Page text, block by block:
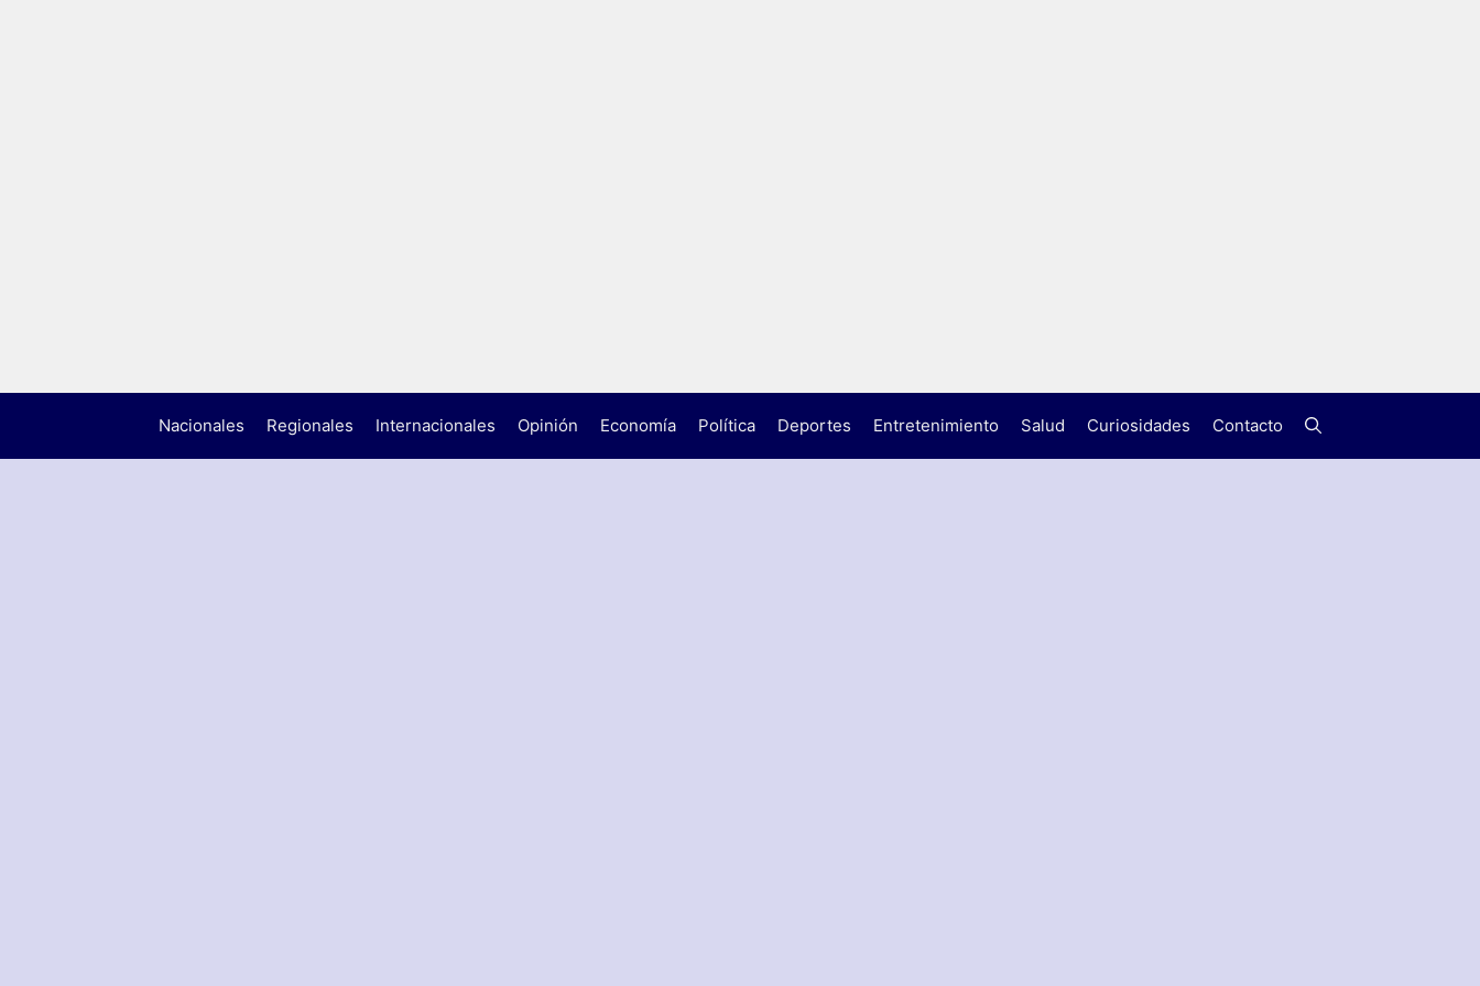
Nacionales Regionales Internacionales Opinión Economía Política Deportes Entretenimiento Salud Curiosidades Contacto